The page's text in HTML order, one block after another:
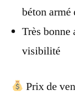
béton
Très
visibilité
Prix de